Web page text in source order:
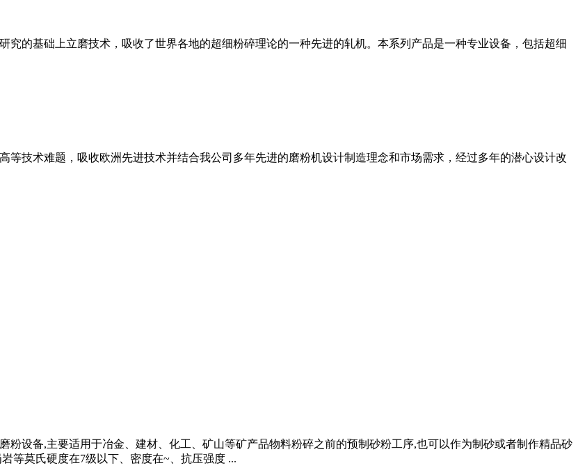
究的基础上立磨技术，吸收了世界各地的超细粉碎理论的一种先进的轧机。本系列产品是一种专业设备，包括超细
等技术难题，吸收欧洲先进技术并结合我公司多年先进的磨粉机设计制造理念和市场需求，经过多年的潜心设计改
设备,主要适用于冶金、建材、化工、矿山等矿产品物料粉碎之前的预制砂粉工序,也可以作为制砂或者制作精品砂
等莫氏硬度在7级以下、密度在~、抗压强度 ...